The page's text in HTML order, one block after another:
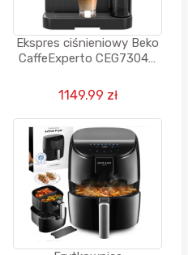
Ekspres ciśnieniowy Beko
CaffeExperto CEG7304X
1149.99 zł